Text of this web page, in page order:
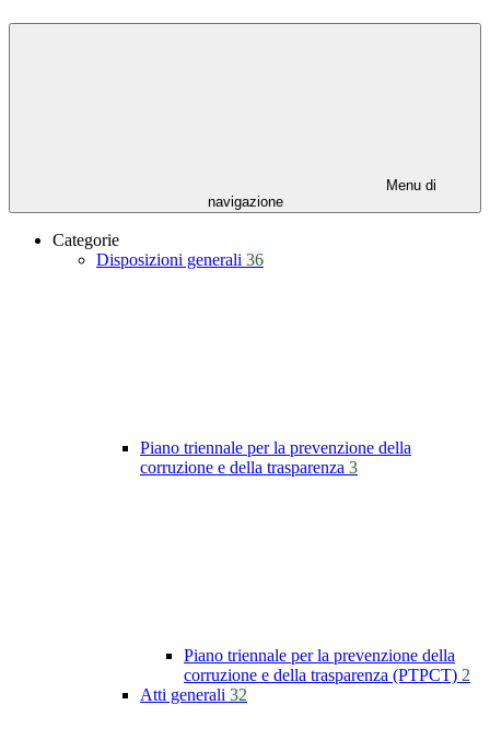
Menu di
navigazione
Categorie
Disposizioni generali 36
Piano triennale per la prevenzione della
corruzione e della trasparenza 3
Piano triennale per la prevenzione della
corruzione e della trasparenza (PTPCT) 2
Atti generali 32